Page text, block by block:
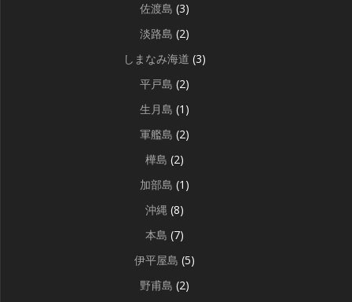
佐渡島 (3)
淡路島 (2)
しまなみ海道 (3)
平戸島 (2)
生月島 (1)
軍艦島 (2)
樺島 (2)
加部島 (1)
沖縄 (8)
本島 (7)
伊平屋島 (5)
野甫島 (2)